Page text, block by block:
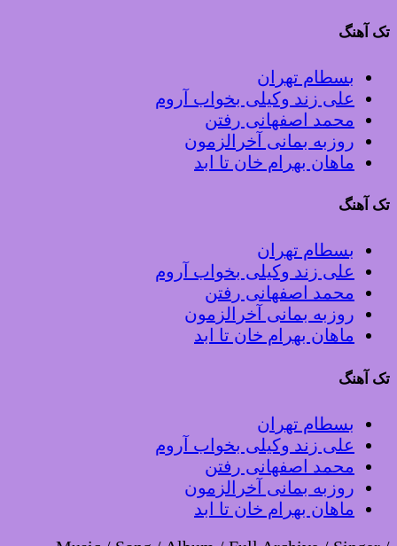
تک آهنگ
بسطام تهران
علی زند وکیلی بخواب آروم
محمد اصفهانی رفتن
روزبه بمانی آخرالزمون
ماهان بهرام خان تا ابد
تک آهنگ
بسطام تهران
علی زند وکیلی بخواب آروم
محمد اصفهانی رفتن
روزبه بمانی آخرالزمون
ماهان بهرام خان تا ابد
تک آهنگ
بسطام تهران
علی زند وکیلی بخواب آروم
محمد اصفهانی رفتن
روزبه بمانی آخرالزمون
ماهان بهرام خان تا ابد